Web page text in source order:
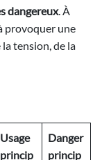
dangereux. À
provoquer une
tension, de la
Usage
princip
Danger
princip